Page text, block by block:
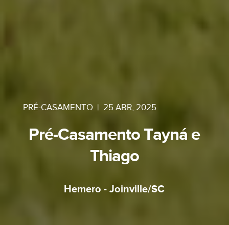
PRÉ-CASAMENTO | 25 ABR, 2025
Pré-Casamento Tayná e
Thiago
Hemero - Joinville/SC